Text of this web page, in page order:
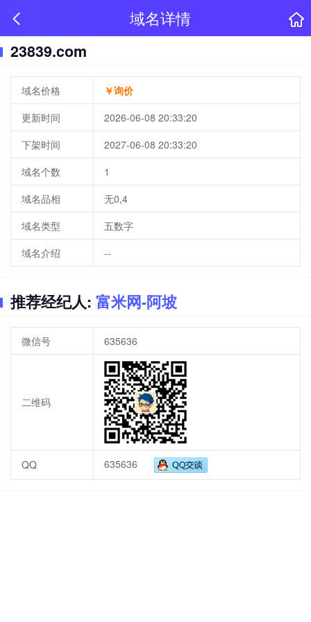
域名详情
23839.com
域名价格
￥询价
更新时间
2026-06-08 20:33:20
下架时间
2027-06-08 20:33:20
域名个数
1
域名品相
无0,4
域名类型
五数字
域名介绍
--
推荐经纪人: 富米网-阿坡
微信号 635636
二维码
QQ 635636